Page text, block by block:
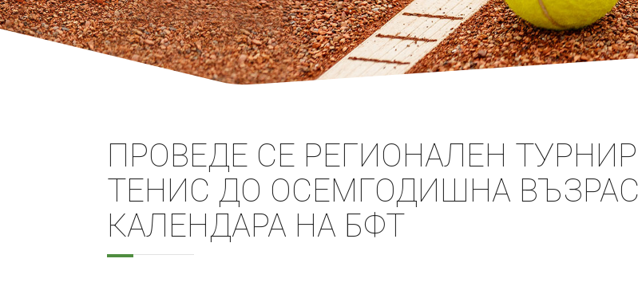
ПРОВЕДЕ СЕ РЕГИОНАЛЕН
ТЕНИС ДО ОСЕМГОДИШНА
КАЛЕНДАРА НА БФТ